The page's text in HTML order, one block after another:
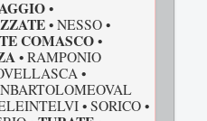
•
• NESSO •
COMASCO •
• RAMPONIO
•
• SORICO •